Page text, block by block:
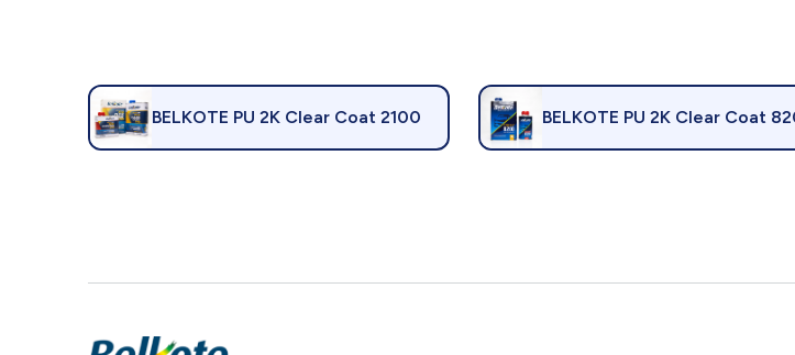
BELKOTE PU 2K Clear Coat 2100 BELKOTE PU 2K Clear Coat